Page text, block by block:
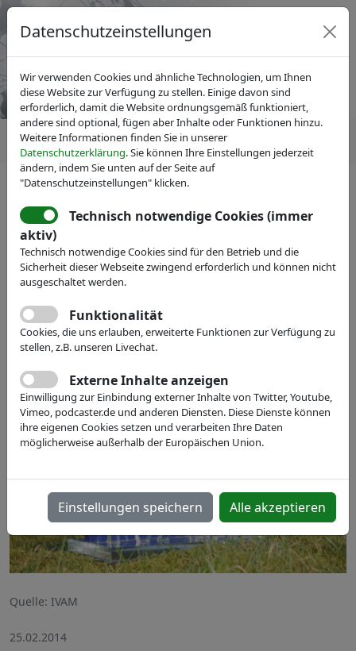
IVAM Fachverband für Mikrotechnik
Pressemitteilungen
Bewerben Sie sich für den
IVAM-Marketingpreis!
Teilnahmeschluss ist der
14.03.2014
Quelle: IVAM
25.02.2014
Datenschutzeinstellungen
Wir verwenden Cookies und ähnliche Technologien, um Ihnen
diese Website zur Verfügung zu stellen. Einige davon sind
erforderlich, damit die Website ordnungsgemäß funktioniert,
andere sind optional, fügen aber Inhalte oder Funktionen hinzu.
Weitere Informationen finden Sie in unserer
Datenschutzerklärung. Sie können Ihre Einstellungen jederzeit
ändern, indem Sie unten auf der Seite auf
"Datenschutzeinstellungen" klicken.
Technisch notwendige Cookies (immer
aktiv)
Technisch notwendige Cookies sind für den Betrieb und die
Sicherheit dieser Webseite zwingend erforderlich und können nicht
ausgeschaltet werden.
Funktionalität
Cookies, die uns erlauben, erweiterte Funktionen zur Verfügung zu
stellen, z.B. unseren Livechat.
Externe Inhalte anzeigen
Einwilligung zur Einbindung externer Inhalte von Twitter, Youtube,
Vimeo, podcaster.de und anderen Diensten. Diese Dienste können
ihre eigenen Cookies setzen und verarbeiten Ihre Daten
möglicherweise außerhalb der Europäischen Union.
Einstellungen speichern Alle akzeptieren